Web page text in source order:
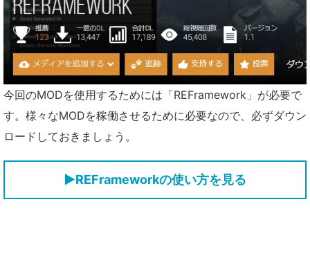
今回のMODを使用するためには「REFramework」が必要で
す。様々なMODを稼働させるために必要なので、必ずダウン
ロードしておきましょう。
▶REFrameworkの使い方を見る